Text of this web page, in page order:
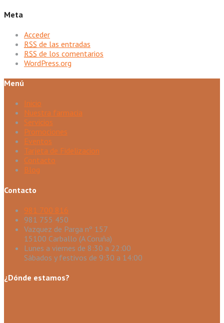
Meta
Acceder
RSS de las entradas
RSS de los comentarios
WordPress.org
Menú
Inicio
Nuestra farmacia
Servicios
Promociones
Eventos
Tarjeta de Fidelizacion
Contacto
Blog
Contacto
981 700 816
981 755 450
Vazquez de Parga nº 157
15100 Carballo (A Coruña)
Lunes a viernes de 8:30 a 22:00
Sábados y festivos de 9:30 a 14:00
¿Dónde estamos?